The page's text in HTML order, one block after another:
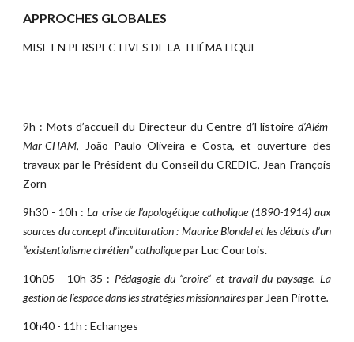
APPROCHES GLOBALES
MISE EN PERSPECTIVES DE LA THÉMATIQUE
9h : Mots d’accueil du Directeur du Centre d’Histoire d’Além-
Mar-CHAM, João Paulo Oliveira e Costa, et ouverture des
travaux par le Président du Conseil du CREDIC, Jean-François
Zorn
9h30 - 10h :La crise de l’apologétique catholique (1890-1914) aux
sources du concept d’inculturation : Maurice Blondel et les débuts d’un
“existentialisme chrétien” catholiquepar Luc Courtois.
10h05 - 10h 35 : Pédagogie du “croire“ et travail du paysage. La
gestion de l’espace dans les stratégies missionnairespar Jean Pirotte.
10h40 - 11h : Echanges